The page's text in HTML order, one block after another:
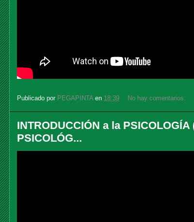
Publicado por PEGAPINTA en 18:39 No hay comentarios:
INTRODUCCIÓN a la
PSICOLÓG...